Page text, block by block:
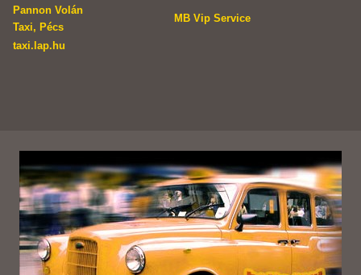
Pannon Volán
Taxi, Pécs
MB Vip Service
taxi.lap.hu